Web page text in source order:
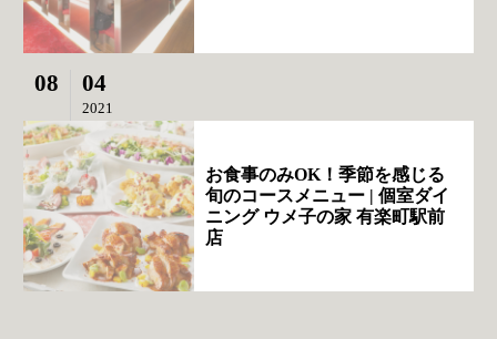
08 04
2021
お食事のみOK！季節を感じる
旬のコースメニュー | 個室ダイ
ニング ウメ子の家 有楽町駅前
店